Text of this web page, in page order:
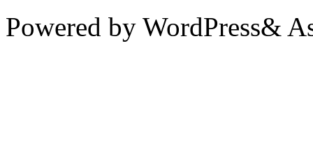
Powered by WordPress&